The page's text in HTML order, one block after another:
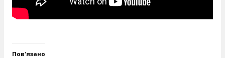
Пов’язано